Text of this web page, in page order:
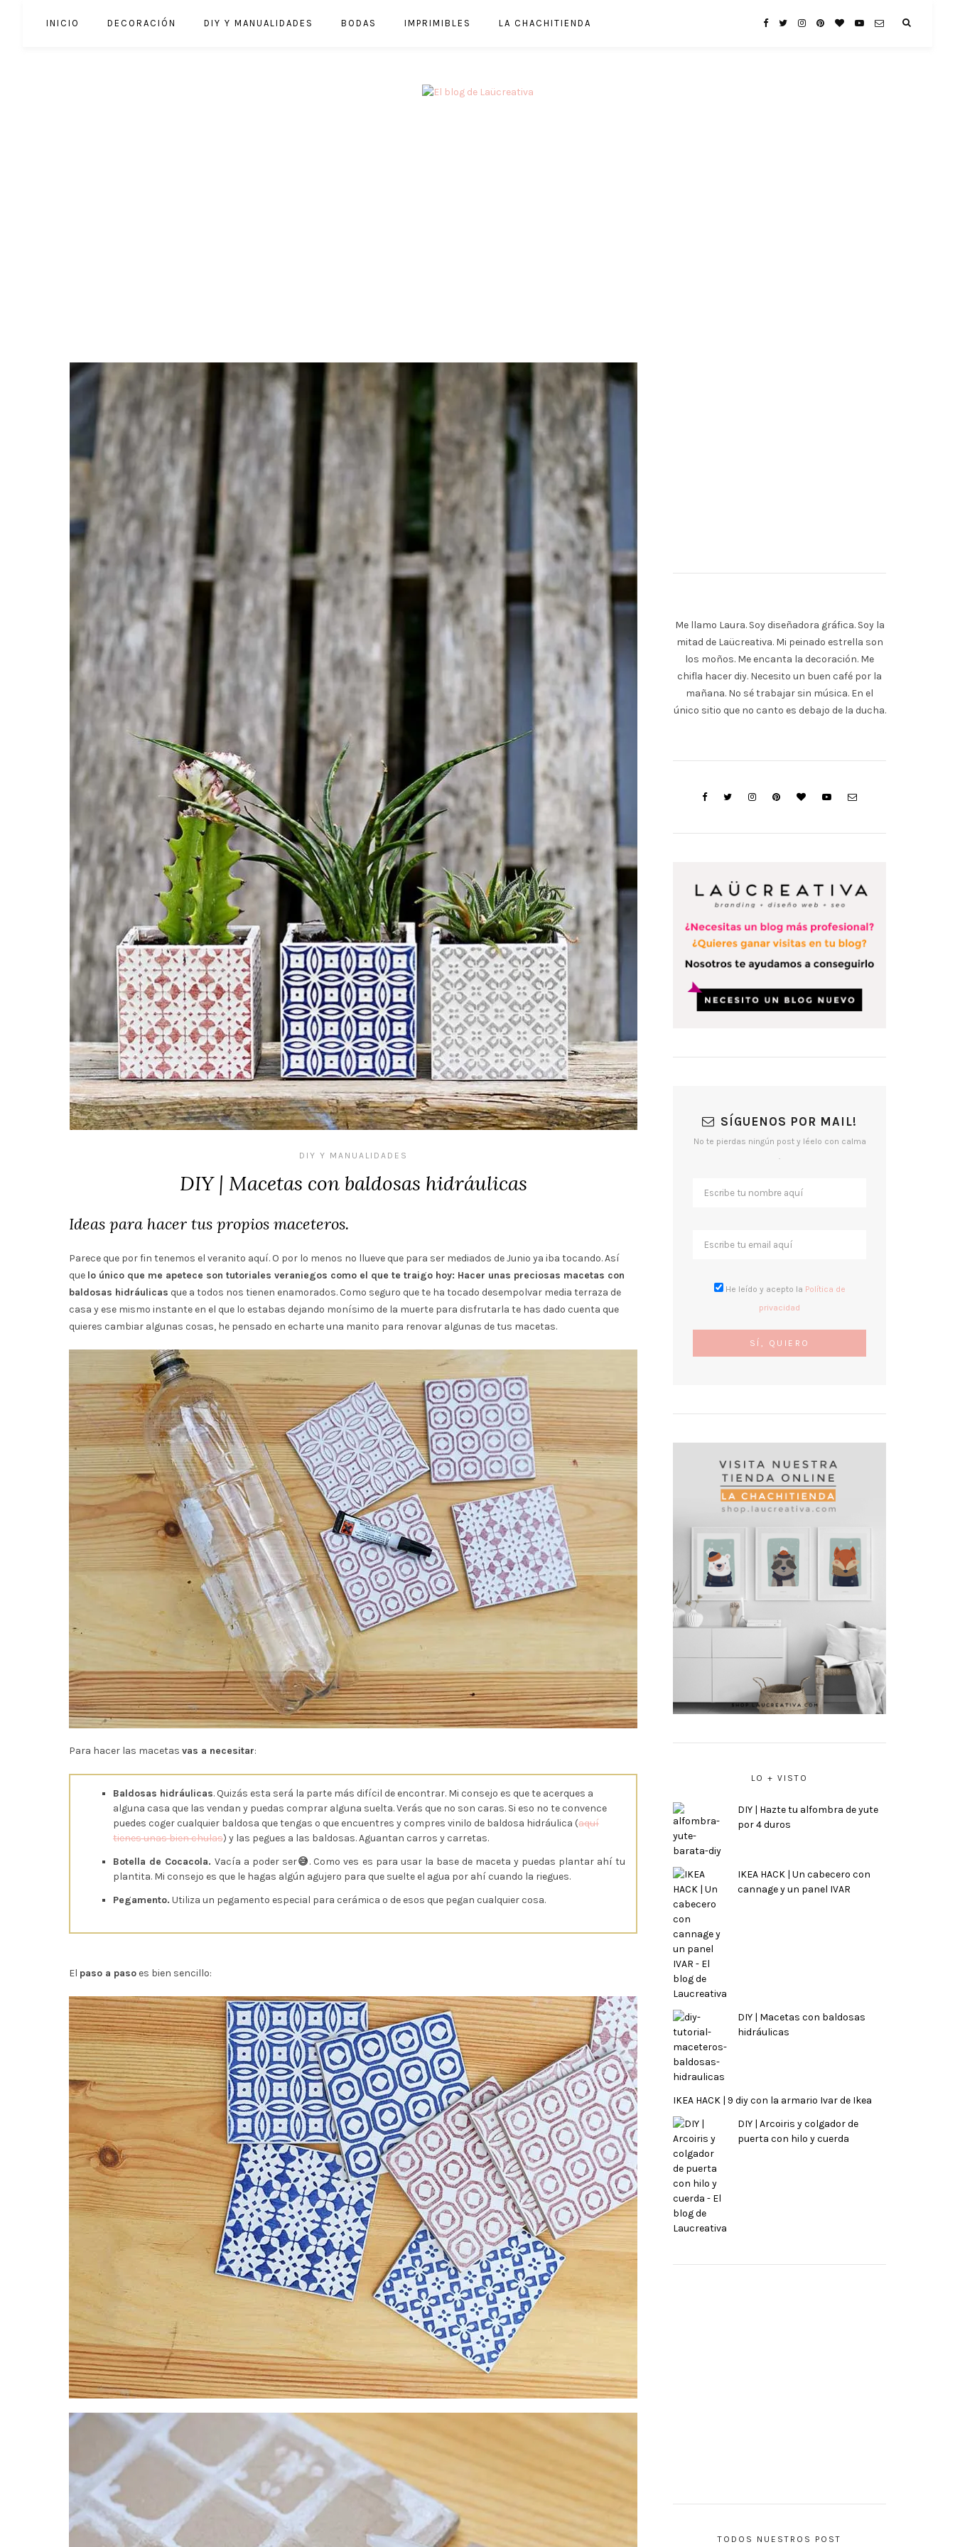
INICIO DECORACIÓN DIY Y MANUALIDADES BODAS IMPRIMIBLES LA CHACHITIENDA
DIY Y MANUALIDADES
DIY | Macetas con baldosas hidráulicas
Ideas para hacer tus propios maceteros.
Parece que por fin tenemos el veranito aquí. O por lo menos no llueve que para ser mediados de Junio ya iba tocando. Así
que lo único que me apetece son tutoriales veraniegos como el que te traigo hoy: Hacer unas preciosas macetas con
baldosas hidráulicas que a todos nos tienen enamorados. Como seguro que te ha tocado desempolvar media terraza de
casa y ese mismo instante en el que lo estabas dejando monísimo de la muerte para disfrutarla te has dado cuenta que
quieres cambiar algunas cosas, he pensado en echarte una manito para renovar algunas de tus macetas.
Para hacer las macetas vas a necesitar:
Baldosas hidráulicas. Quizás esta será la parte más difícil de encontrar. Mi consejo es que te acerques a
alguna casa que las vendan y puedas comprar alguna suelta. Verás que no son caras. Si eso no te convence
puedes coger cualquier baldosa que tengas o que encuentres y compres vinilo de baldosa hidráulica (aquí
tienes unas bien chulas) y las pegues a las baldosas. Aguantan carros y carretas.
Botella de Cocacola.Vacía a poder ser😅. Como ves es para usar la base de maceta y puedas plantar ahí tu
plantita. Mi consejo es que le hagas algún agujero para que suelte el agua por ahí cuando la riegues.
Pegamento. Utiliza un pegamento especial para cerámica o de esos que pegan cualquier cosa.
El paso a paso es bien sencillo:
Me llamo Laura. Soy diseñadora gráfica. Soy la
mitad de Laücreativa. Mi peinado estrella son
los moños. Me encanta la decoración. Me
chifla hacer diy. Necesito un buen café por la
mañana. No sé trabajar sin música. En el
único sitio que no canto es debajo de la ducha.
SÍGUENOS POR MAIL!
No te pierdas ningún post y léelo con calma
.
He leído y acepto la Política de
privacidad
LO + VISTO
DIY | Hazte tu alfombra de yute
por 4 duros
IKEA HACK | Un cabecero con
cannage y un panel IVAR
DIY | Macetas con baldosas
hidráulicas
IKEA HACK | 9 diy con la armario Ivar de Ikea
DIY | Arcoiris y colgador de
puerta con hilo y cuerda
TODOS NUESTROS POST